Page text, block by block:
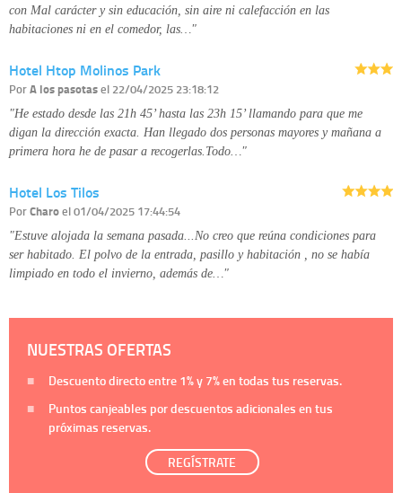
con Mal carácter y sin educación, sin aire ni calefacción en las
habitaciones ni en el comedor, las…"
Hotel Htop Molinos Park
PorA los pasotasel 22/04/2025 23:18:12
"He estado desde las 21h 45’ hasta las 23h 15’ llamando para que me
digan la dirección exacta. Han llegado dos personas mayores y mañana a
primera hora he de pasar a recogerlas.Todo…"
Hotel Los Tilos
PorCharoel 01/04/2025 17:44:54
"Estuve alojada la semana pasada...No creo que reúna condiciones para
ser habitado. El polvo de la entrada, pasillo y habitación , no se había
limpiado en todo el invierno, además de…"
NUESTRAS OFERTAS
Descuento directo entre 1%y 7%en todas tus reservas.
Puntos canjeables por descuentos adicionales en tus
próximas reservas.
REGÍSTRATE